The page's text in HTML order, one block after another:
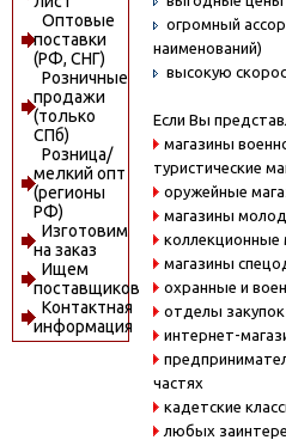
Оптовые
поставки
(РФ, СНГ)
Розничные
продажи
(только
СПб)
Розница/
мелкий опт
(регионы
РФ)
Изготовим
на заказ
Ищем
поставщиков
Контактная
информация
огромный
наименований)
высокую
Если Вы
магазины
туристические
оружейные
магазины
коллекционные
магазины
охранные и
отделы
интернет-
частях
кадетские
любых